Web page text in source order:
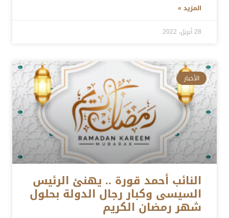
المزيد »
28 أبريل، 2022
الأخبار
النائب أحمد قورة .. يهنئ الرئيس
السيسى وكبار رجال الدولة بحلول
شهر رمضان الكريم